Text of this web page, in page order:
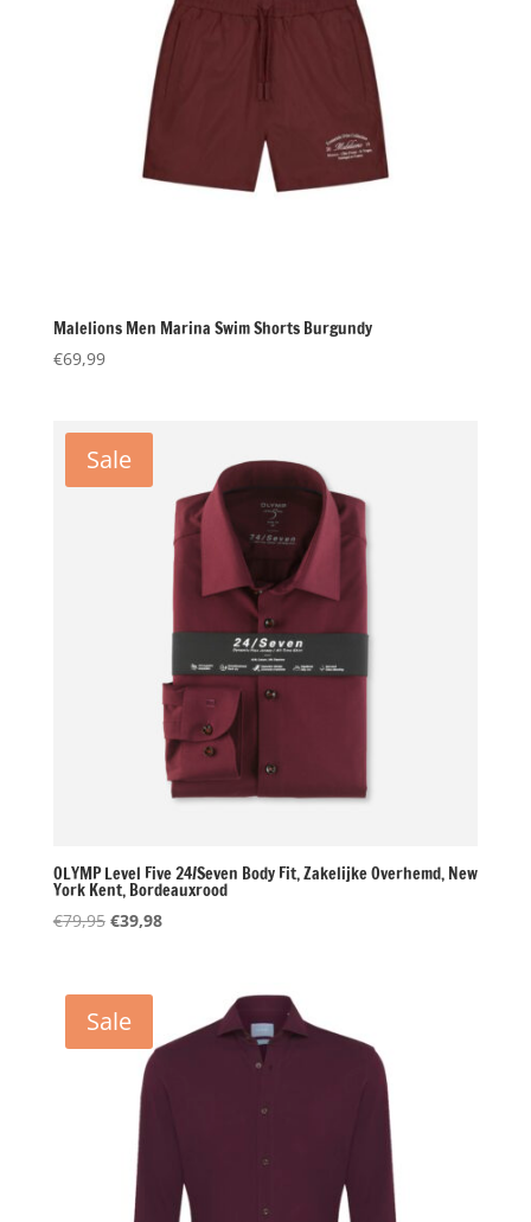
Malelions Men Marina Swim Shorts Burgundy
€69,99
Sale
OLYMP Level Five 24/Seven Body Fit, Zakelijke Overhemd, New
York Kent, Bordeauxrood
€79,95 Oorspronkelijke
€79,95.
€39,98Huidige
Sale